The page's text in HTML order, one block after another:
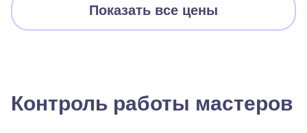
Показать все цены
Контроль работы мастеров